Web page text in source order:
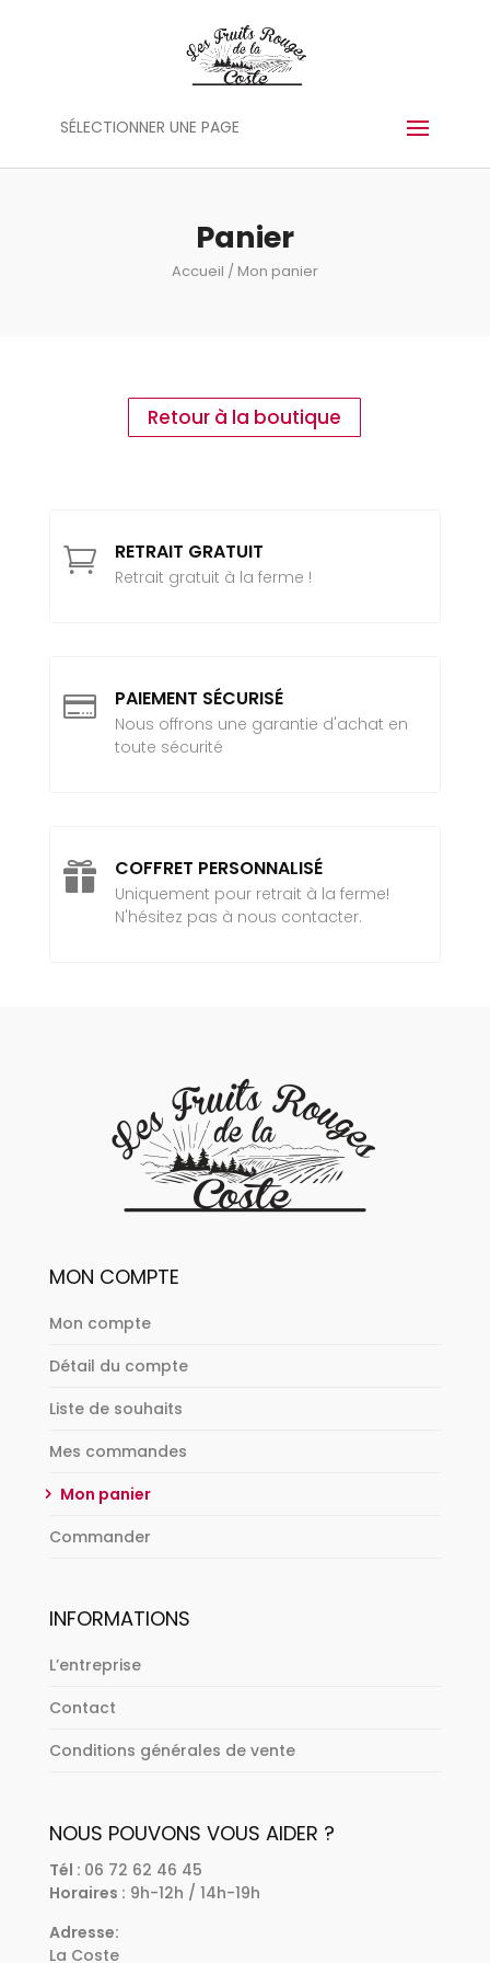
SÉLECTIONNER UNE PAGE
Panier
Accueil / Mon panier
Retour à la boutique
 RETRAIT GRATUIT
Retrait gratuit à la ferme !
 PAIEMENT SÉCURISÉ
Nous offrons une garantie d'achat en
toute sécurité
 COFFRET PERSONNALISÉ
Uniquement pour retrait à la ferme!
N'hésitez pas à nous contacter.
MON COMPTE
Mon compte
Détail du compte
Liste de souhaits
Mes commandes
Mon panier
Commander
INFORMATIONS
L’entreprise
Contact
Conditions générales de vente
NOUS POUVONS VOUS AIDER ?
Tél : 06 72 62 46 45
Horaires : 9h-12h / 14h-19h
Adresse:
La Coste